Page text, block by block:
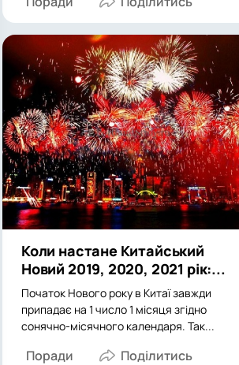
Коли настане Китайський
Новий 2019, 2020, 2021 рік:...
Початок Нового року в Китаї завжди
припадає на 1 число 1 місяця згідно
сонячно-місячного календаря. Так...
Поради